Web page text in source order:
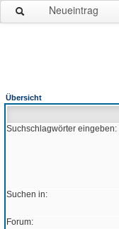
Neueintrag
Übersicht
Suchschlagwörter eingeben:
Suchen in:
Forum: